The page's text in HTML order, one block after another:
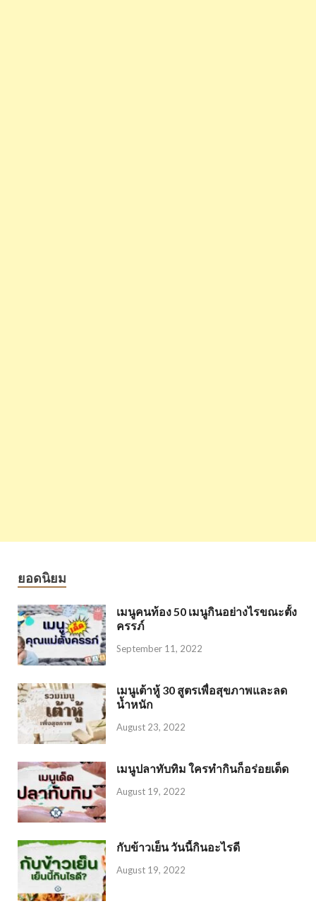
ยอดนิยม
เมนูคนท้อง 50 เมนูกินอย่างไรขณะตั้ง
ครรภ์
September 11, 2022
เมนูเต้าหู้ 30 สูตรเพื่อสุขภาพและลด
น้ำหนัก
August 23, 2022
เมนูปลาทับทิม ใครทำกินก็อร่อยเด็ด
August 19, 2022
กับข้าวเย็น วันนี้กินอะไรดี
August 19, 2022